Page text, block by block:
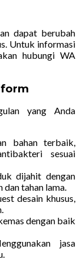
dapat berubah
Untuk informasi
hubungi WA
yang Anda
bahan terbaik,
sesuai
dijahit dengan
tahan lama.
desain khusus,
dengan baik
jasa